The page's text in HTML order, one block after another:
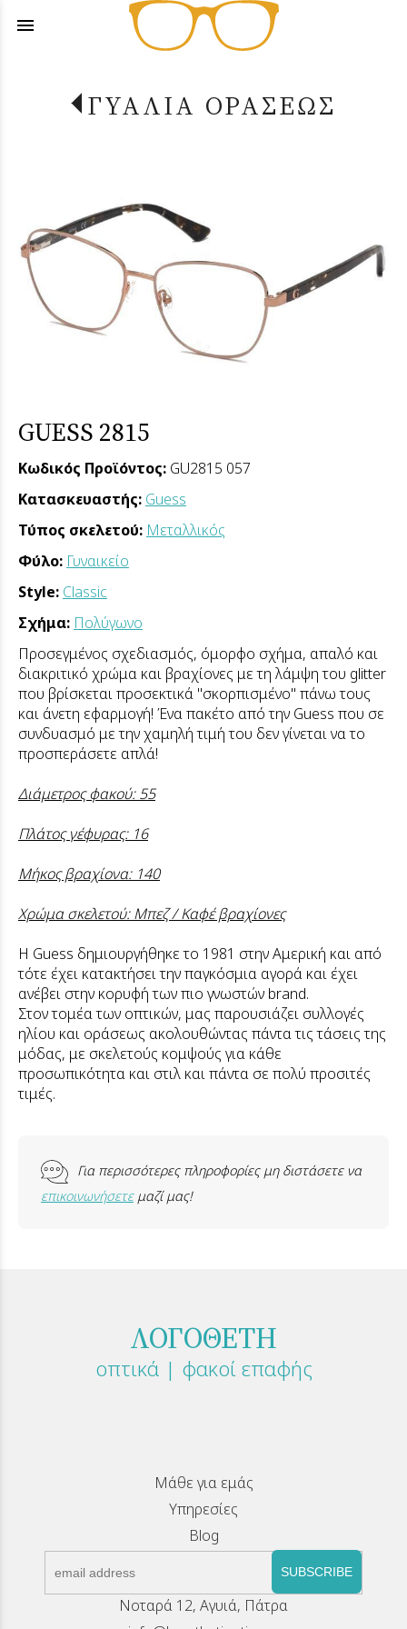
menu
ΓΥΑΛΙΑ ΟΡΑΣΕΩΣ
GUESS 2815
Κωδικός Προϊόντος: GU2815 057
Κατασκευαστής: Guess
Τύπος σκελετού: Μεταλλικός
Φύλο: Γυναικείο
Style: Classic
Σχήμα: Πολύγωνο
Προσεγμένος σχεδιασμός, όμορφο σχήμα, απαλό και
διακριτικό χρώμα και βραχίονες με τη λάμψη του glitter
που βρίσκεται προσεκτικά "σκορπισμένο" πάνω τους
και άνετη εφαρμογή! Ένα πακέτο από την Guess που σε
συνδυασμό με την χαμηλή τιμή του δεν γίνεται να το
προσπεράσετε απλά!
Διάμετρος φακού: 55
Πλάτος γέφυρας: 16
Μήκος βραχίονα: 140
Χρώμα σκελετού: Mπεζ / Καφέ βραχίονες
Η Guess δημιουργήθηκε το 1981 στην Αμερική και από
τότε έχει κατακτήσει την παγκόσμια αγορά και έχει
ανέβει στην κορυφή των πιο γνωστών brand.
Στον τομέα των οπτικών, μας παρουσιάζει συλλογές
ηλίου και οράσεως ακολουθώντας πάντα τις τάσεις της
μόδας, με σκελετούς κομψούς για κάθε
προσωπικότητα και στιλ και πάντα σε πολύ προσιτές
τιμές.
Για περισσότερες πληροφορίες μη διστάσετε να
επικοινωνήσετεμαζί μας!
ΛΟΓΟΘΕΤΗ
οπτικά | φακοί επαφής
Μάθε για εμάς
Υπηρεσίες
Blog
SUBSCRIBE
Νοταρά 12, Αγυιά, Πάτρα